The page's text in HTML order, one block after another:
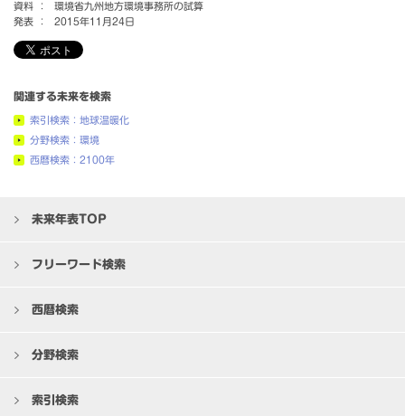
資料 ：
環境省九州地方環境事務所の試算
発表 ：
2015年11月24日
関連する未来を検索
索引検索：地球温暖化
分野検索：環境
西暦検索：2100年
未来年表TOP
フリーワード検索
西暦検索
分野検索
索引検索